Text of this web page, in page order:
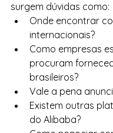
surgem dúvidas como:
Onde encontrar
internacionais?
Como empresas
procuram
brasileiros?
Vale a pena
Existem outras
do Alibaba?